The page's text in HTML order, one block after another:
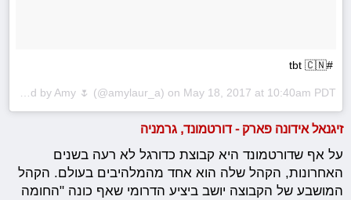
#tbt 🇨🇳
A post shared by Amy 🌷 (@amylaur_a) on May 18, 2017 at 10:40am PDT
זיגנאל אידונה פארק - דורטמונד, גרמניה
על אף שדורטמונד היא קבוצת כדורגל לא רעה בשנים
האחרונות, הקהל שלה הוא אחד מהמלהיבים בעולם. הקהל
המושבע של הקבוצה יושב ביציע הדרומי שאף כונה "החומה